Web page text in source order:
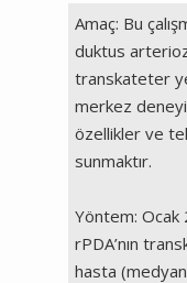
Amaç: Bu
duktus
transkateter
merkez
özellikler ve
sunmaktır.
Yöntem: Ocak
rPDA’nın
hasta (medyan